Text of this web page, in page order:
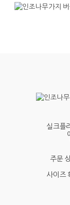
실크플
주문
사이즈